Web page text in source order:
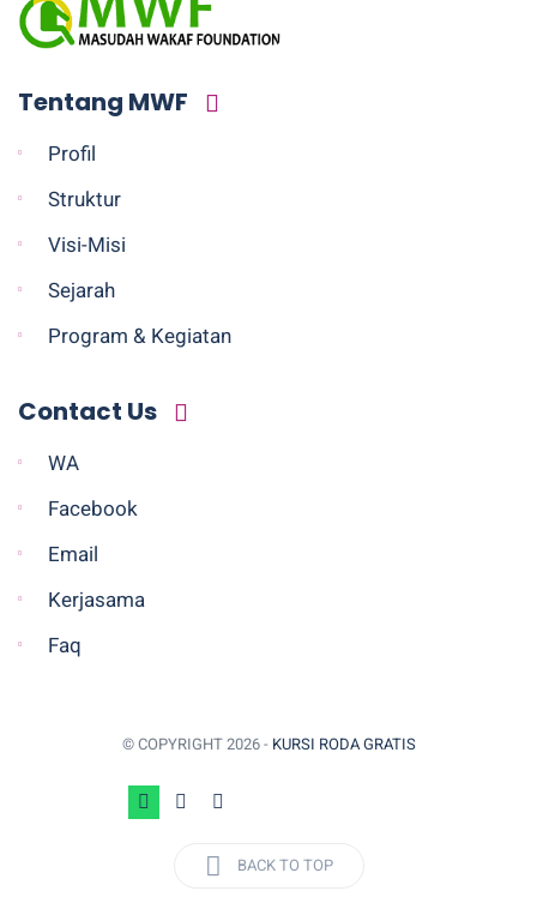
Tentang MWF
Profil
Struktur
Visi-Misi
Sejarah
Program & Kegiatan
Contact Us
WA
Facebook
Email
Kerjasama
Faq
© COPYRIGHT 2026 - KURSI RODA GRATIS
BACK TO TOP